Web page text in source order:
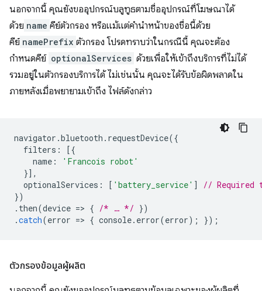
นอกจากนี้ คุณยังขออุปกรณ์บลูทูธตามชื่ออุปกรณ์ที่โฆษณาได้
ด้วย name คีย์ตัวกรอง หรือแม้แต่คำนำหน้าของชื่อนี้ด้วย
คีย์ namePrefix ตัวกรอง โปรดทราบว่าในกรณีนี้ คุณจะต้อง
กำหนดคีย์ optionalServices ด้วยเพื่อให้เข้าถึงบริการที่ไม่ได้
รวมอยู่ในตัวกรองบริการได้ ไม่เช่นนั้น คุณจะได้รับข้อผิดพลาดใน
ภายหลังเมื่อพยายามเข้าถึง ไฟล์ดังกล่าว
navigator .bluetooth . requestDevice({
filters :
[{
name :
'Francois robot'
}],
optionalServices : [ 'battery_service' ]
// Required
})
. then(device => { /* … */ })
.catch(error => { console. error(error); });
ตัวกรองข้อมูลผู้ผลิต